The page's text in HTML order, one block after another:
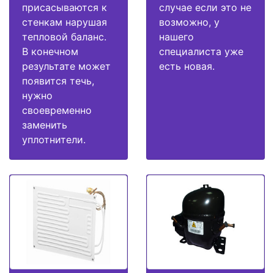
присасываются к
стенкам нарушая
тепловой баланс.
В конечном
результате может
появится течь,
нужно
своевременно
заменить
уплотнители.
случае если это не
возможно, у
нашего
специалиста уже
есть новая.